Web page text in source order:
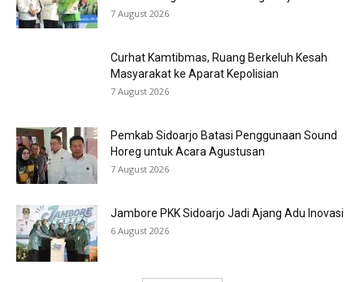
7 August 2026
Curhat Kamtibmas, Ruang Berkeluh Kesah
Masyarakat ke Aparat Kepolisian
7 August 2026
Pemkab Sidoarjo Batasi Penggunaan Sound
Horeg untuk Acara Agustusan
7 August 2026
Jambore PKK Sidoarjo Jadi Ajang Adu Inovasi
6 August 2026